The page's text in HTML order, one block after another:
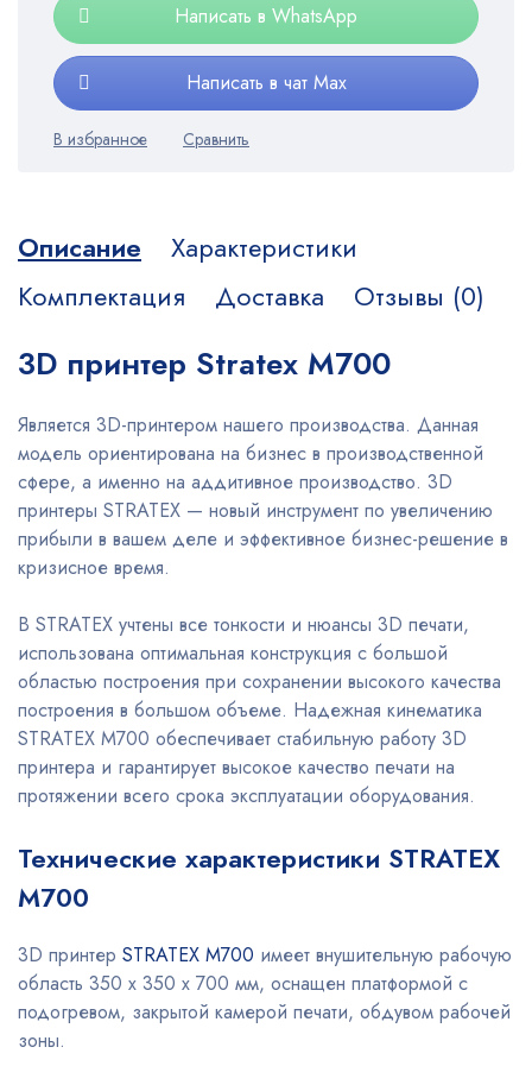
Написать в WhatsApp
Написать в чат Max
Описание
Характеристики
Комплектация
Доставка Отзывы (0)
3D принтер Stratex M700
Является 3D-принтером нашего производства. Данная
модель ориентирована на бизнес в производственной
сфере, а именно на аддитивное производство. 3D
принтеры STRATEX — новый инструмент по увеличению
прибыли в вашем деле и эффективное бизнес-решение в
кризисное время.
В STRATEX учтены все тонкости и нюансы 3D печати,
использована оптимальная конструкция с большой
областью построения при сохранении высокого качества
построения в большом объеме. Надежная кинематика
STRATEX M700 обеспечивает стабильную работу 3D
принтера и гарантирует высокое качество печати на
протяжении всего срока эксплуатации оборудования.
Технические характеристики STRATEX
M700
3D принтер STRATEX M700 имеет внушительную рабочую
область 350 х 350 х 700 мм, оснащен платформой с
подогревом, закрытой камерой печати, обдувом рабочей
зоны.